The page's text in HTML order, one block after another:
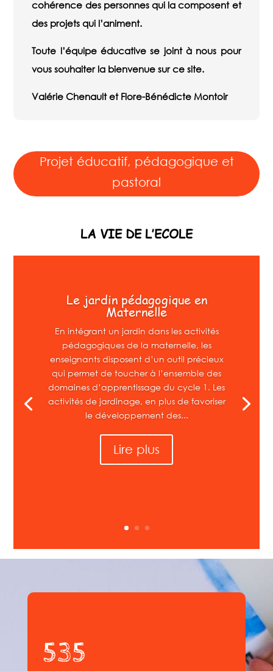
cohérence des personnes qui la composent et
des projets qui l’animent.
Toute l’équipe éducative se joint à nous pour
vous souhaiter la bienvenue sur ce site.
Valérie Chenault et Flore-Bénédicte Montoir
Projet éducatif, pédagogique et
pastoral
LA VIE DE L’ECOLE
Le jardin pédagogique en
Maternelle
En intégrant un jardin dans les activités
pédagogiques de la maternelle, les
enseignants disposent d’un outil précieux
qui permet de toucher à l’ensemble des
domaines d’apprentissage du cycle 1. Les
activités de jardinage, en plus de favoriser
le développement des...
Lire plus
535